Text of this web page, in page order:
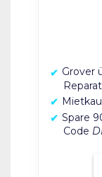
Grover
Spare
Code